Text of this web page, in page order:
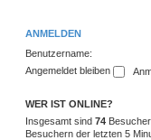
ANMELDEN
Benutzername:
Angemeldet bleiben
WER IST ONLINE?
Insgesamt sind 74
Besuchern der letzten 5